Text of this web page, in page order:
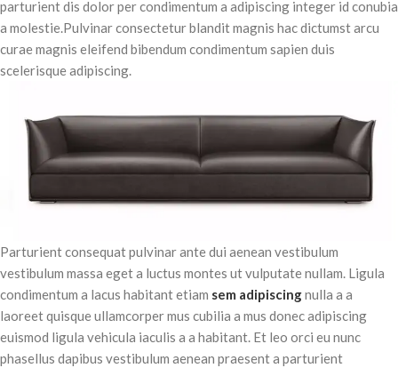
parturient dis dolor per condimentum a adipiscing integer id conubia
a molestie.Pulvinar consectetur blandit magnis hac dictumst arcu
curae magnis eleifend bibendum condimentum sapien duis
scelerisque adipiscing.
Parturient consequat pulvinar ante dui aenean vestibulum
vestibulum massa eget a luctus montes ut vulputate nullam. Ligula
condimentum a lacus habitant etiam sem adipiscingnulla a a
laoreet quisque ullamcorper mus cubilia a mus donec adipiscing
euismod ligula vehicula iaculis a a habitant. Et leo orci eu nunc
phasellus dapibus vestibulum aenean praesent a parturient